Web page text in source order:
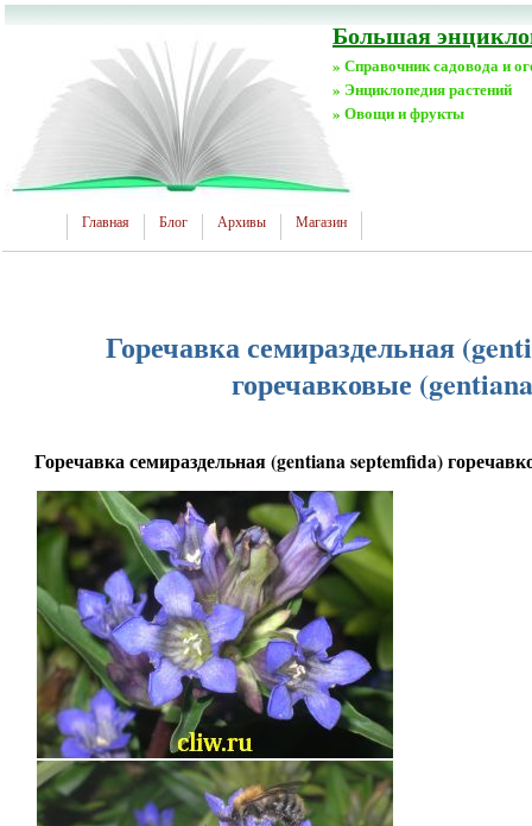
Большая
» Справочник садовода и
» Энциклопедия растений
» Овощи и фрукты
Главная Блог Архивы Магазин
Горечавка семираздельная
горечавковые
Горечавка семираздельная (gentiana septemfida)